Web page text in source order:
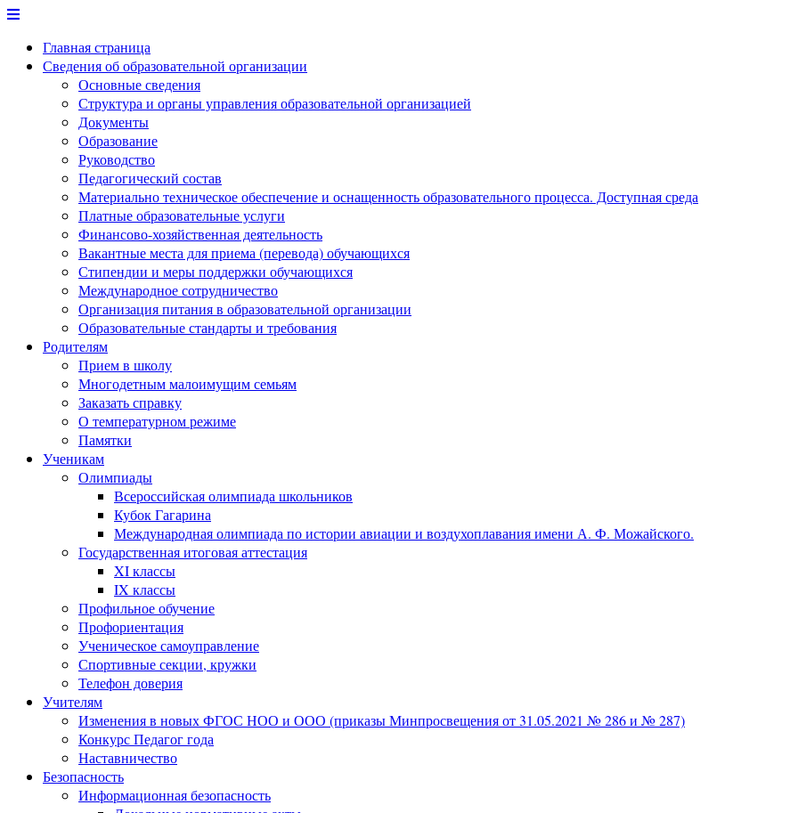
Перейти
содержимому
Главная страница
Сведения об образовательной организации
Основные сведения
Структура и органы управления образовательной организацией
Документы
Образование
Руководство
Педагогический состав
Материально техническое обеспечение и оснащенность образовательного процесса. Доступная среда
Платные образовательные услуги
Финансово-хозяйственная деятельность
Вакантные места для приема (перевода) обучающихся
Стипендии и меры поддержки обучающихся
Международное сотрудничество
Организация питания в образовательной организации
Образовательные стандарты и требования
Родителям
Прием в школу
Многодетным малоимущим семьям
Заказать справку
О температурном режиме
Памятки
Ученикам
Олимпиады
Всероссийская олимпиада школьников
Кубок Гагарина
Международная олимпиада по истории авиации и воздухоплавания имени А. Ф. Можайского.
Государственная итоговая аттестация
XI классы
IX классы
Профильное обучение
Профориентация
Ученическое самоуправление
Спортивные секции, кружки
Телефон доверия
Учителям
Изменения в новых ФГОС НОО и ООО (приказы Минпросвещения от 31.05.2021 № 286 и № 287)
Конкурс Педагог года
Наставничество
Безопасность
Информационная безопасность